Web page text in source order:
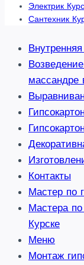
Электрик
Сантехник
массандре
Контакты
Мастер по
Мастера по
Курске
Меню
Монтаж